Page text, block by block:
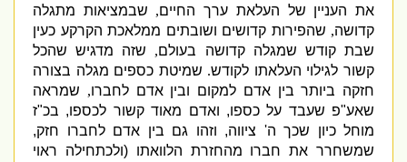
את העניין של העלאת ערך החיים,שבמציאות מתגלה
קדושה,שהפירות קדושים ושובתים ממלאכת הקרקע כעין
שבת קודש שמגלה קדושה בעולם,שזה מדגיש שהכל
קשור לגילוי העלאתו לקודש.שמיטת כספים מגלה בצורה
חזקה ביותר בין אדם למקום ובין אדם לחברו,שמראה
שאע"פ שעבד על כספו,ואדם מאוד קשור לכספו,בכ"ז
מוחל כיון שכך ה 'ציווה,וזהו גם בין אדם לחברו חזק,
שמשחרר את חברו מהחזרת הלוואתו( ולכתחילה ראוי